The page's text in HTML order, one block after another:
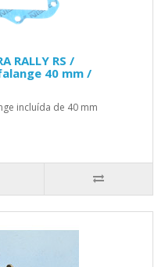
RALLY RS /
40 mm /
incluída de 40 mm